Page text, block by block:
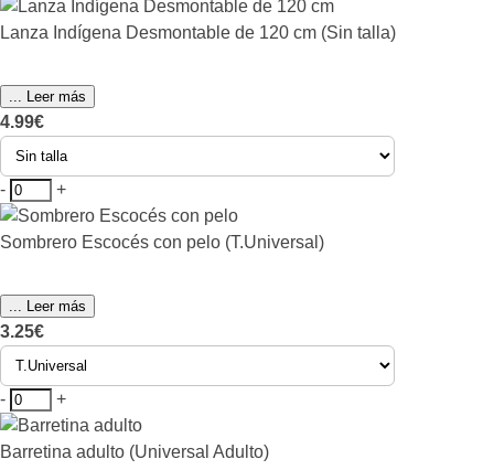
Lanza Indígena Desmontable de 120 cm (Sin talla)
... Leer más
4.99€
- +
Sombrero Escocés con pelo (T.Universal)
... Leer más
3.25€
- +
Barretina adulto (Universal Adulto)